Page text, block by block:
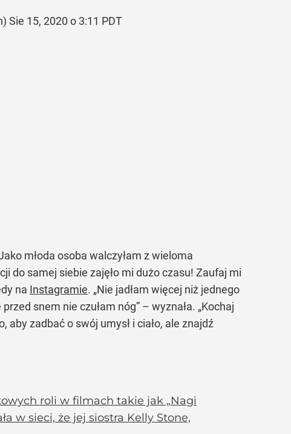
Sie 15, 2020 o 3:11 PDT
młoda osoba walczyłam z wieloma
do samej siebie zajęło mi dużo czasu! Zaufaj mi
na Instagramie. „Nie jadłam więcej niż jednego
snem nie czułam nóg” – wyznała. „Kochaj
zadbać o swój umysł i ciało, ale znajdź
roli w filmach takie jak „Nagi
w sieci, że jej siostra Kelly Stone,